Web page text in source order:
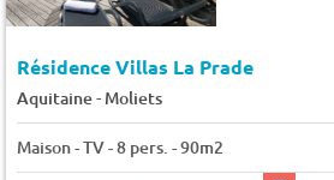
Résidence Villas La Prade
Aquitaine- Moliets
Maison - TV - 8 pers. - 90m2